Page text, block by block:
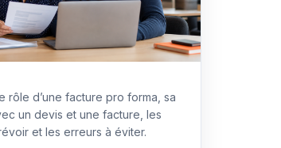
rôle d’une facture pro forma, sa
un devis et une facture, les
et les erreurs à éviter.